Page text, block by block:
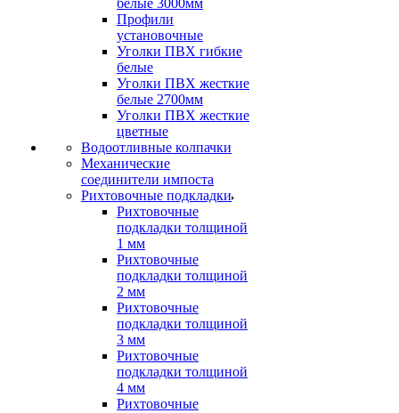
белые 3000мм
Профили
установочные
Уголки ПВХ гибкие
белые
Уголки ПВХ жесткие
белые 2700мм
Уголки ПВХ жесткие
цветные
Водоотливные колпачки
Механические
соединители импоста
Рихтовочные подкладки
Рихтовочные
подкладки толщиной
1 мм
Рихтовочные
подкладки толщиной
2 мм
Рихтовочные
подкладки толщиной
3 мм
Рихтовочные
подкладки толщиной
4 мм
Рихтовочные